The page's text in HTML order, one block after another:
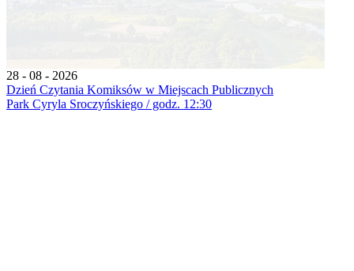
28 - 08 - 2026
Dzień Czytania Komiksów w Miejscach Publicznych
Park Cyryla Sroczyńskiego / godz. 12:30